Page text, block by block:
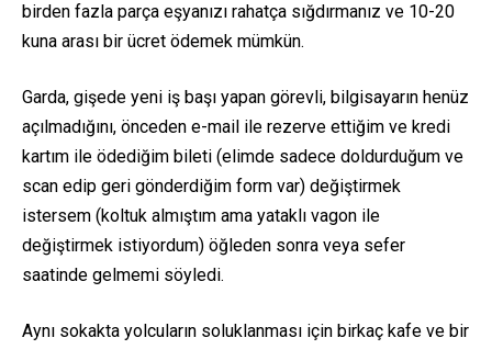
birden fazla parça eşyanızı rahatça sığdırmanız ve 10-20
kuna arası bir ücret ödemek mümkün.
Garda, gişede yeni iş başı yapan görevli, bilgisayarın henüz
açılmadığını, önceden e-mail ile rezerve ettiğim ve kredi
kartım ile ödediğim bileti (elimde sadece doldurduğum ve
scan edip geri gönderdiğim form var) değiştirmek
istersem (koltuk almıştım ama yataklı vagon ile
değiştirmek istiyordum) öğleden sonra veya sefer
saatinde gelmemi söyledi.
Aynı sokakta yolcuların soluklanması için birkaç kafe ve bir